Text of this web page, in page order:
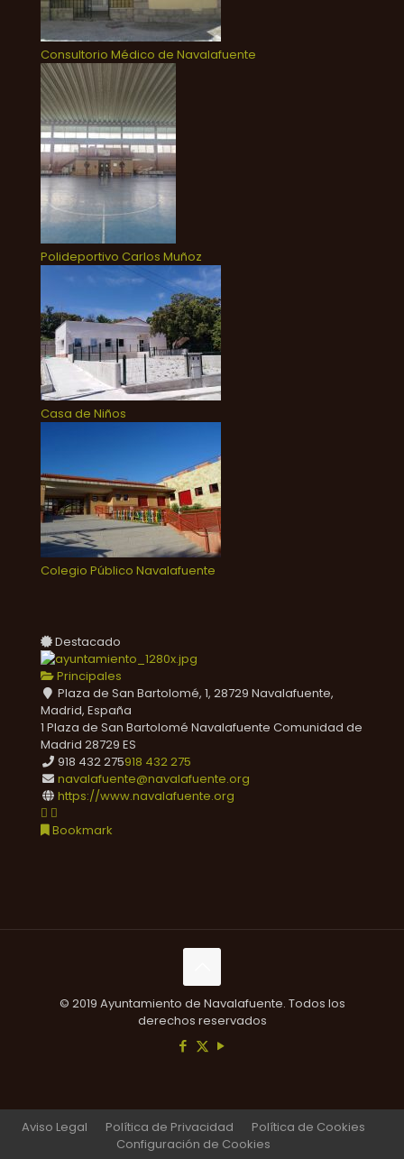
Consultorio Médico de Navalafuente
Polideportivo Carlos Muñoz
Casa de Niños
Colegio Público Navalafuente
Destacado
Principales
Plaza de San Bartolomé, 1, 28729 Navalafuente,
Madrid, España
1 Plaza de San Bartolomé Navalafuente Comunidad de
Madrid 28729 ES
918 432 275918 432 275
navalafuente@navalafuente.org
https://www.navalafuente.org
Bookmark
© 2019 Ayuntamiento de Navalafuente. Todos los
derechos reservados
Aviso Legal Política de Privacidad
Política de Cookies
Configuración de Cookies